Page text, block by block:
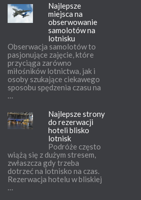
Najlepsze
miejsca na
obserwowanie
samolotów na
lotnisku
Obserwacja samolotów to
pasjonujące zajęcie, które
przyciąga zarówno
miłośników lotnictwa, jak i
osoby szukające ciekawego
sposobu spędzenia czasu na
…
Najlepsze strony
do rezerwacji
hoteli blisko
lotnisk
Podróże często
wiążą się z dużym stresem,
zwłaszcza gdy trzeba
dotrzeć na lotnisko na czas.
Rezerwacja hotelu w bliskiej
…